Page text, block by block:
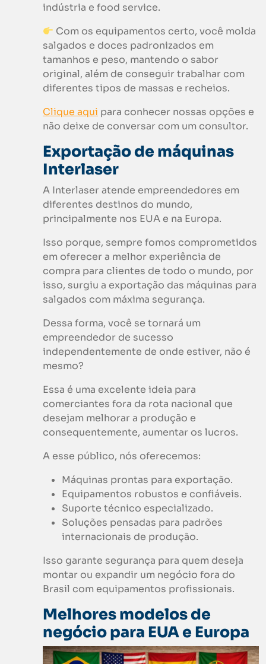
indústria e food service.
Com os equipamentos certo, você molda
salgados e doces padronizados em
tamanhos e peso, mantendo o sabor
original, além de conseguir trabalhar com
diferentes tipos de massas e recheios.
Clique aqui para conhecer nossas opções e
não deixe de conversar com um consultor.
Exportação de máquinas
Interlaser
A Interlaser atende empreendedores em
diferentes destinos do mundo,
principalmente nos EUA e na Europa.
Isso porque, sempre fomos comprometidos
em oferecer a melhor experiência de
compra para clientes de todo o mundo, por
isso, surgiu a exportação das máquinas para
salgados com máxima segurança.
Dessa forma, você se tornará um
empreendedor de sucesso
independentemente de onde estiver, não é
mesmo?
Essa é uma excelente ideia para
comerciantes fora da rota nacional que
desejam melhorar a produção e
consequentemente, aumentar os lucros.
A esse público, nós oferecemos:
Máquinas prontas para exportação.
Equipamentos robustos e confiáveis.
Suporte técnico especializado.
Soluções pensadas para padrões
internacionais de produção.
Isso garante segurança para quem deseja
montar ou expandir um negócio fora do
Brasil com equipamentos profissionais.
Melhores modelos de
negócio para EUA e Europa